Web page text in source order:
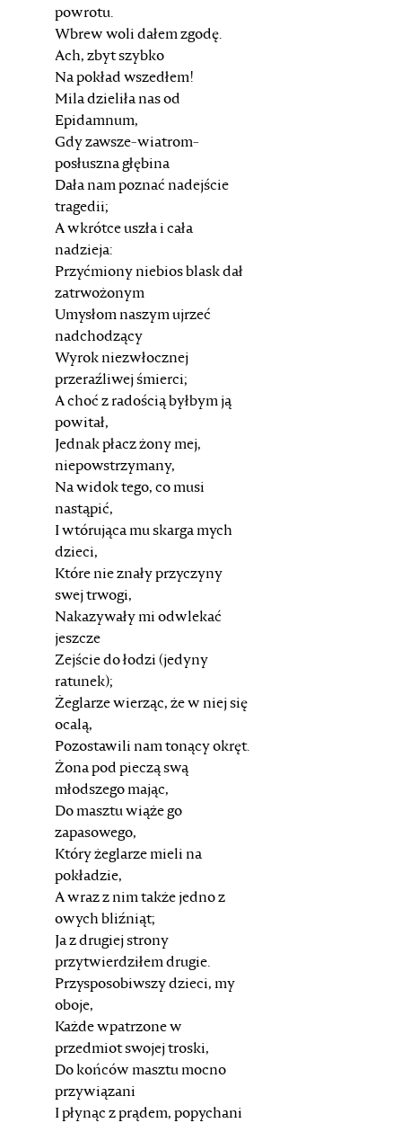
powrotu.
Wbrew woli dałem zgodę.
Ach, zbyt szybko
Na pokład wszedłem!
Mila dzieliła nas od
Epidamnum,
Gdy zawsze-wiatrom-
posłuszna głębina
Dała nam poznać nadejście
tragedii;
A wkrótce uszła i cała
nadzieja:
Przyćmiony niebios blask dał
zatrwożonym
Umysłom naszym ujrzeć
nadchodzący
Wyrok niezwłocznej
przeraźliwej śmierci;
A choć z radością byłbym ją
powitał,
Jednak płacz żony mej,
niepowstrzymany,
Na widok tego, co musi
nastąpić,
I wtórująca mu skarga mych
dzieci,
Które nie znały przyczyny
swej trwogi,
Nakazywały mi odwlekać
jeszcze
Zejście do łodzi (jedyny
ratunek);
Żeglarze wierząc, że w niej się
ocalą,
Pozostawili nam tonący okręt.
Żona pod pieczą swą
młodszego mając,
Do masztu wiąże go
zapasowego,
Który żeglarze mieli na
pokładzie,
A wraz z nim także jedno z
owych bliźniąt;
Ja z drugiej strony
przytwierdziłem drugie.
Przysposobiwszy dzieci, my
oboje,
Każde wpatrzone w
przedmiot swojej troski,
Do końców masztu mocno
przywiązani
I płynąc z prądem, popychani